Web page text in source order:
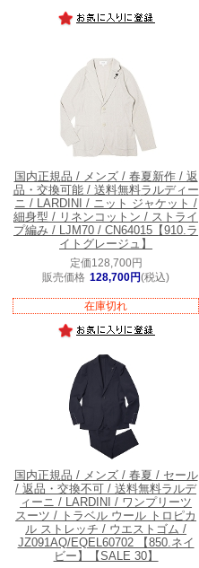
国内正規品 / メンズ / 春夏新作 / 返
品・交換可能 / 送料無料ラルディー
ニ / LARDINI / ニット ジャケット /
細身型 / リネンコットン / ストライ
プ編み / LJM70 / CN64015【910.ラ
イトグレージュ】
定価128,700円
販売価格 128,700円(税込)
在庫切れ
国内正規品 / メンズ / 春夏 / セール
/ 返品・交換不可 / 送料無料ラルデ
ィーニ / LARDINI / ワンプリーツ
スーツ / トラベル ウール トロピカ
ル ストレッチ / ウエストゴム /
JZ091AQ/EQEL60702 【850.ネイ
ビー】【SALE 30】